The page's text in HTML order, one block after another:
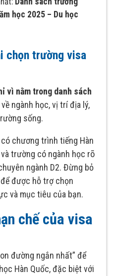
học 2025 – Du học
chọn trường visa
vì nằm trong danh sách
ngành học, vị trí địa lý,
sống.
chương trình tiếng Hàn
trường có ngành học rõ
ngành D2. Đừng bỏ
được hỗ trợ chọn
và mục tiêu của bạn.
chế của visa
đường ngắn nhất” để
Hàn Quốc, đặc biệt với